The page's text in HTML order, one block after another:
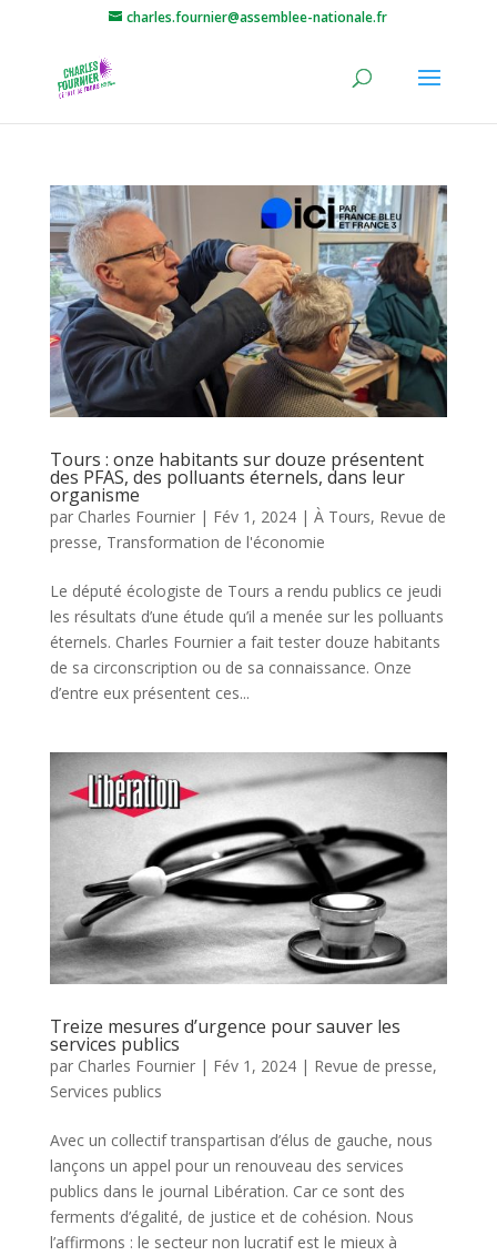
charles.fournier@assemblee-nationale.fr
Tours : onze habitants sur douze présentent
des PFAS, des polluants éternels, dans leur
organisme
par Charles Fournier| Fév 1, 2024| À Tours, Revue de
presse, Transformation de l'économie
Le député écologiste de Tours a rendu publics ce jeudi
les résultats d’une étude qu’il a menée sur les polluants
éternels. Charles Fournier a fait tester douze habitants
de sa circonscription ou de sa connaissance. Onze
d’entre eux présentent ces...
Treize mesures d’urgence pour sauver les
services publics
par Charles Fournier| Fév 1, 2024| Revue de presse,
Services publics
Avec un collectif transpartisan d’élus de gauche, nous
lançons un appel pour un renouveau des services
publics dans le journal Libération. Car ce sont des
ferments d’égalité, de justice et de cohésion. Nous
l’affirmons : le secteur non lucratif est le mieux à